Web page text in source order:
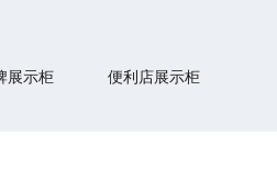
展示柜 便利店展示柜